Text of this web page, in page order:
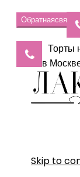
Обратнаясвязь
Торты
в
Skip to